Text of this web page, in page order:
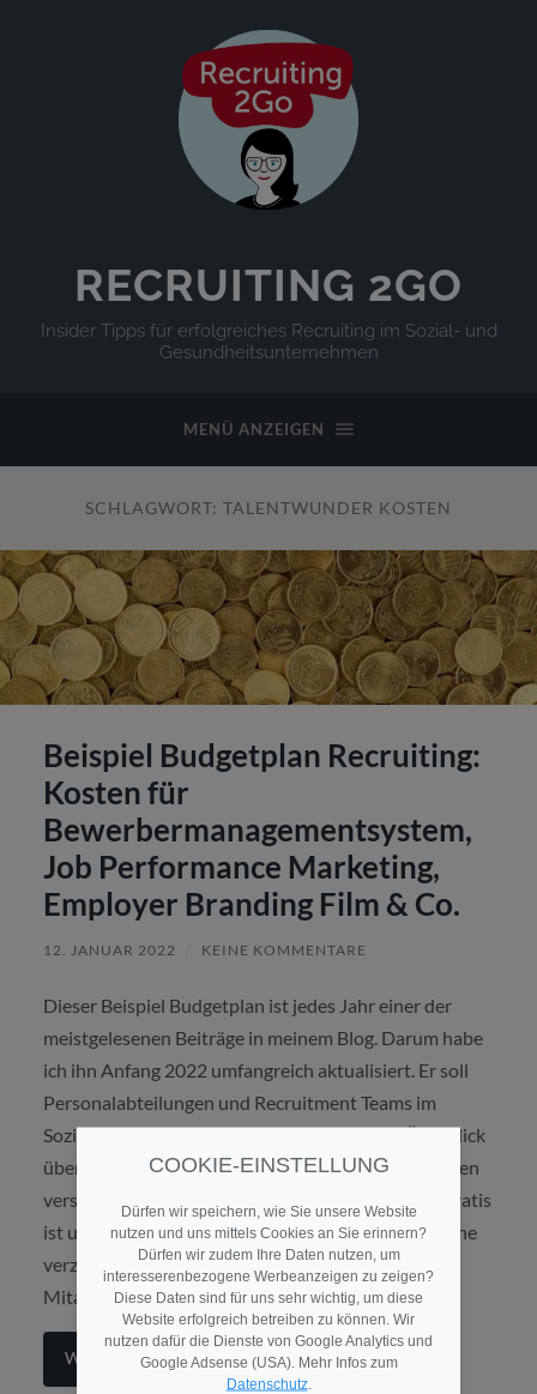
RECRUITING 2GO
Insider Tipps für erfolgreiches Recruiting im Sozial- und
Gesundheitsunternehmen
MENÜ ANZEIGEN
SCHLAGWORT: TALENTWUNDER KOSTEN
Beispiel Budgetplan Recruiting:
Kosten für
Bewerbermanagementsystem,
Job Performance Marketing,
Employer Branding Film & Co.
12. JANUAR 2022 KEINE KOMMENTARE
Dieser Beispiel Budgetplan ist jedes Jahr einer der
meistgelesenen Beiträge in meinem Blog. Darum habe
ich ihn Anfang 2022 umfangreich aktualisiert. Er soll
Personalabteilungen und Recruitment Teams im
Sozial- und Gesundheitswesen einen ersten Überblick
über die Kosten zeitgemäßer Recruiting Maßnahmen
verschaffen. Denn auch wenn ein Facebookprofil gratis
ist und auf teure Print-Stellenanzeigen gut und gerne
verzichtet werden kann: umsonst gibt es neue
Mitarbeitende nicht!
Weiterlesen
COOKIE-EINSTELLUNG
Dürfen wir speichern, wie Sie unsere Website
nutzen und uns mittels Cookies an Sie erinnern?
Dürfen wir zudem Ihre Daten nutzen, um
interesserenbezogene Werbeanzeigen zu zeigen?
Diese Daten sind für uns sehr wichtig, um diese
Website erfolgreich betreiben zu können. Wir
nutzen dafür die Dienste von Google Analytics und
Google Adsense (USA). Mehr Infos zum
Datenschutz.